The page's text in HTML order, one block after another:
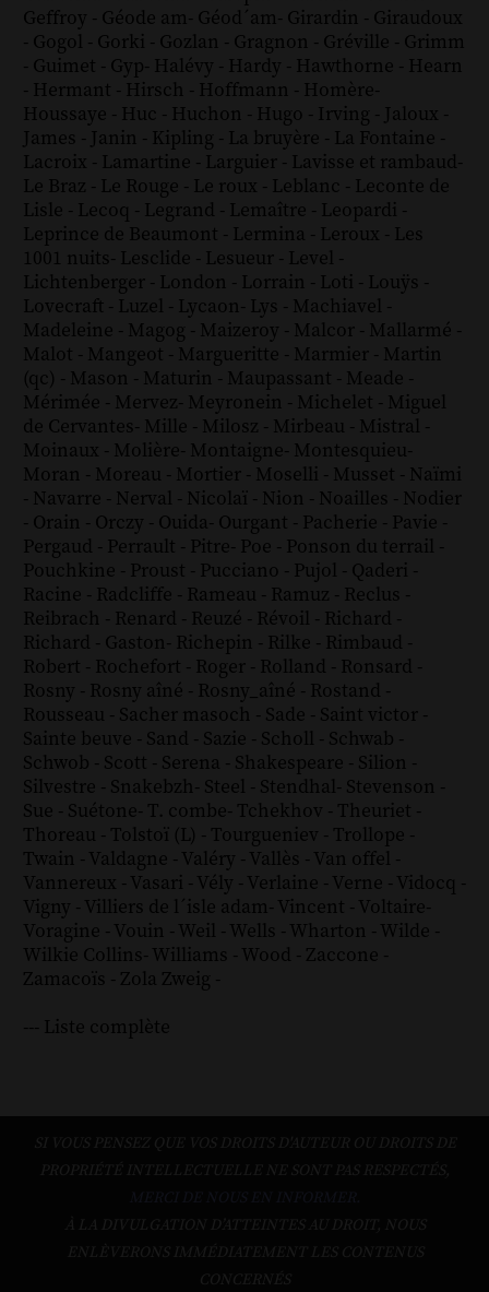
Geffroy - Géode am- Géod´am- Girardin - Giraudoux
- Gogol - Gorki - Gozlan - Gragnon - Gréville - Grimm
- Guimet - Gyp- Halévy - Hardy - Hawthorne - Hearn
- Hermant - Hirsch - Hoffmann - Homère-
Houssaye - Huc - Huchon - Hugo - Irving - Jaloux -
James - Janin - Kipling - La bruyère - La Fontaine -
Lacroix - Lamartine - Larguier - Lavisse et rambaud-
Le Braz - Le Rouge - Le roux - Leblanc - Leconte de
Lisle - Lecoq - Legrand - Lemaître - Leopardi -
Leprince de Beaumont - Lermina - Leroux - Les
1001 nuits- Lesclide - Lesueur - Level -
Lichtenberger - London - Lorrain - Loti - Louÿs -
Lovecraft - Luzel - Lycaon- Lys - Machiavel -
Madeleine - Magog - Maizeroy - Malcor - Mallarmé -
Malot - Mangeot - Margueritte - Marmier - Martin
(qc) - Mason - Maturin - Maupassant - Meade -
Mérimée - Mervez- Meyronein - Michelet - Miguel
de Cervantes- Mille - Milosz - Mirbeau - Mistral -
Moinaux - Molière- Montaigne- Montesquieu-
Moran - Moreau - Mortier - Moselli - Musset - Naïmi
- Navarre - Nerval - Nicolaï - Nion - Noailles - Nodier
- Orain - Orczy - Ouida- Ourgant - Pacherie - Pavie -
Pergaud - Perrault - Pitre- Poe - Ponson du terrail -
Pouchkine - Proust - Pucciano - Pujol - Qaderi -
Racine - Radcliffe - Rameau - Ramuz - Reclus -
Reibrach - Renard - Reuzé - Révoil - Richard -
Richard - Gaston- Richepin - Rilke - Rimbaud -
Robert - Rochefort - Roger - Rolland - Ronsard -
Rosny - Rosny aîné - Rosny_aîné - Rostand -
Rousseau - Sacher masoch - Sade - Saint victor -
Sainte beuve - Sand - Sazie - Scholl - Schwab -
Schwob - Scott - Serena - Shakespeare - Silion -
Silvestre - Snakebzh- Steel - Stendhal- Stevenson -
Sue - Suétone- T. combe- Tchekhov - Theuriet -
Thoreau - Tolstoï (L) - Tourgueniev - Trollope -
Twain - Valdagne - Valéry - Vallès - Van offel -
Vannereux - Vasari - Vély - Verlaine - Verne - Vidocq -
Vigny - Villiers de l´isle adam- Vincent - Voltaire-
Voragine - Vouin - Weil - Wells - Wharton - Wilde -
Wilkie Collins- Williams - Wood - Zaccone -
Zamacoïs - Zola Zweig -
--- Liste complète